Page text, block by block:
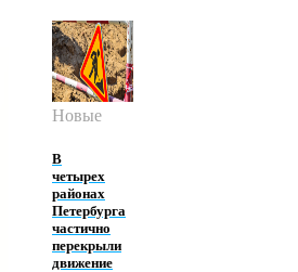
Новые
В
четырех
районах
Петербурга
частично
перекрыли
движение